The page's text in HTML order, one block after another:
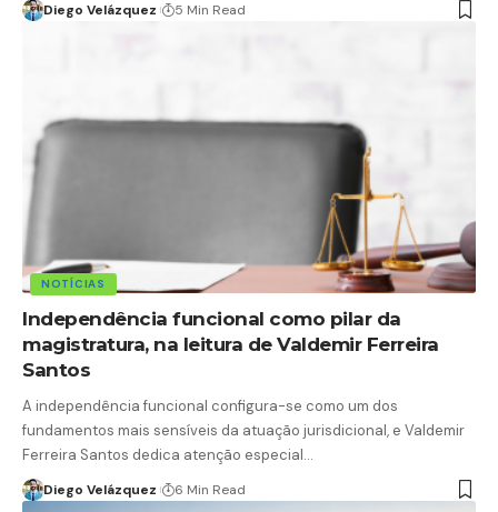
Diego Velázquez 5 Min Read
NOTÍCIAS
Independência funcional como pilar da
magistratura, na leitura de Valdemir Ferreira
Santos
A independência funcional configura-se como um dos
fundamentos mais sensíveis da atuação jurisdicional, e Valdemir
Ferreira Santos dedica atenção especial…
Diego Velázquez 6 Min Read